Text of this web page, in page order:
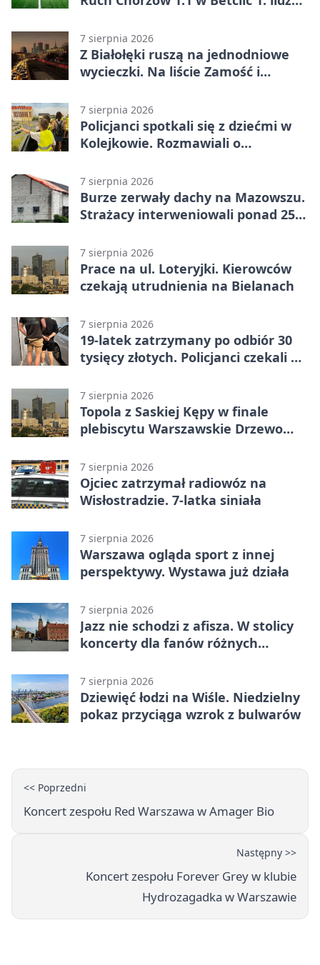
7 sierpnia 2026
Z Białołęki ruszą na jednodniowe
wycieczki. Na liście Zamość i
7 sierpnia 2026
Policjanci spotkali się z dziećmi w
Kolejkowie. Rozmawiali o
7 sierpnia 2026
Burze zerwały dachy na Mazowszu.
Strażacy interweniowali ponad 250
7 sierpnia 2026
Prace na ul. Loteryjki. Kierowców
czekają utrudnienia na Bielanach
7 sierpnia 2026
19-latek zatrzymany po odbiór 30
tysięcy złotych. Policjanci czekali w
7 sierpnia 2026
Topola z Saskiej Kępy w finale
plebiscytu Warszawskie Drzewo
7 sierpnia 2026
Ojciec zatrzymał radiowóz na
Wisłostradzie. 7-latka siniała
7 sierpnia 2026
Warszawa ogląda sport z innej
perspektywy. Wystawa już działa
7 sierpnia 2026
Jazz nie schodzi z afisza. W stolicy
koncerty dla fanów różnych
7 sierpnia 2026
Dziewięć łodzi na Wiśle. Niedzielny
pokaz przyciąga wzrok z bulwarów
<< Poprzedni
Koncert zespołu Red Warszawa w Amager Bio
Następny >>
Koncert zespołu Forever Grey w klubie
Hydrozagadka w Warszawie